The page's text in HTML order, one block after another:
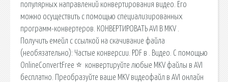
популярных направлений конвертирования видео. Его
можно осуществить с помощью специализированных
программ-конвертеров. КОНВЕРТИРОВАТЬ AVI В MKV .
Получить емейл с ссылкой на скачивание файла
(необязательно): Частые конверсии. PDF в . Видео. С помощью
OnlineConvertFree ⭐ ️ конвертируйте любые MKV файлы в AVI
бесплатно. Преобразуйте ваше MKV видеофайл в AVI онлайн